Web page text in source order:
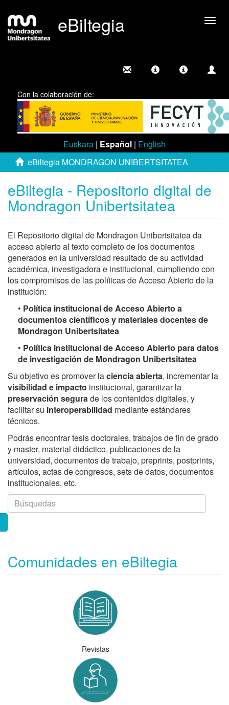
eBiltegia
Con la colaboración de:
Euskara | Español | English
eBiltegia MONDRAGON UNIBERTSITATEA
eBiltegia - Repositorio digital de
Mondragon Unibertsitatea
El Repositorio digital de Mondragon Unibertsitatea da
acceso abierto al texto completo de los documentos
generados en la universidad resultado de su actividad
académica, investigadora e institucional, cumpliendo con
los compromisos de las políticas de Acceso Abierto de la
institución:
• Política institucional de Acceso Abierto a
documentos científicos y materiales docentes de
Mondragon Unibertsitatea
• Política institucional de Acceso Abierto para datos
de investigación de Mondragon Unibertsitatea
Su objetivo es promover laciencia abierta, incrementar la
visibilidad e impacto institucional, garantizar la
preservación segurade los contenidos digitales, y
facilitar su interoperabilidad mediante estándares
técnicos.
Podrás encontrar tesis doctorales, trabajos de fin de grado
y master, material didáctico, publicaciones de la
universidad, documentos de trabajo, preprints, postprints,
artículos, actas de congresos, sets de datos, documentos
institucionales, etc.
Comunidades en eBiltegia
Revistas